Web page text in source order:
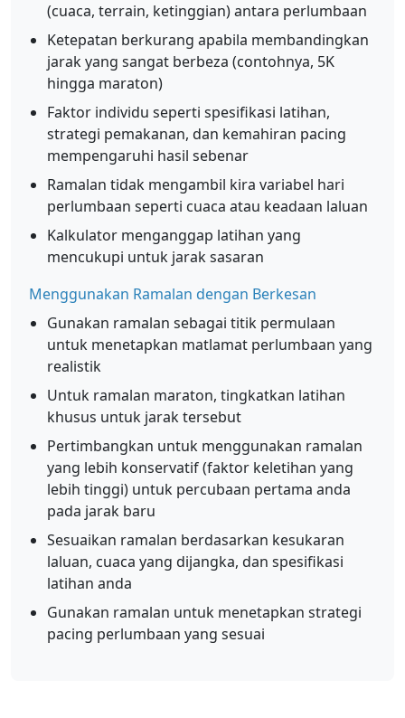
(cuaca, terrain, ketinggian) antara perlumbaan
Ketepatan berkurang apabila membandingkan
jarak yang sangat berbeza (contohnya, 5K
hingga maraton)
Faktor individu seperti spesifikasi latihan,
strategi pemakanan, dan kemahiran pacing
mempengaruhi hasil sebenar
Ramalan tidak mengambil kira variabel hari
perlumbaan seperti cuaca atau keadaan laluan
Kalkulator menganggap latihan yang
mencukupi untuk jarak sasaran
Menggunakan Ramalan dengan Berkesan
Gunakan ramalan sebagai titik permulaan
untuk menetapkan matlamat perlumbaan yang
realistik
Untuk ramalan maraton, tingkatkan latihan
khusus untuk jarak tersebut
Pertimbangkan untuk menggunakan ramalan
yang lebih konservatif (faktor keletihan yang
lebih tinggi) untuk percubaan pertama anda
pada jarak baru
Sesuaikan ramalan berdasarkan kesukaran
laluan, cuaca yang dijangka, dan spesifikasi
latihan anda
Gunakan ramalan untuk menetapkan strategi
pacing perlumbaan yang sesuai